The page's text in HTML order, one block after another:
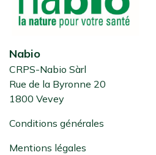
Nabio
CRPS-Nabio Sàrl
Rue de la Byronne 20
1800 Vevey
Conditions générales
Mentions légales